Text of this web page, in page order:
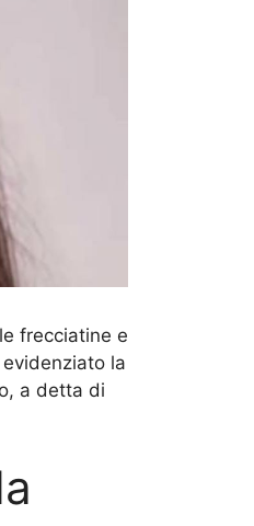
frecciatine e
la
a detta di